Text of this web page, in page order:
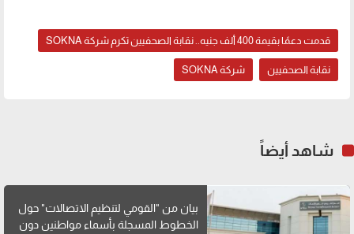
قدمت دعمًا بقيمة 400 ألف جنيه.. نقابة الصحفيين تكرم شركة SOKNA
نقابة الصحفيين شركة SOKNA
شاهد أيضاً
بيان من "القومي لتنظيم الاتصالات" حول
الخطوط المسجلة بأسماء مواطنين دون